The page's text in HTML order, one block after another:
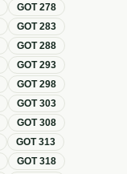
GOT278
GOT283
GOT288
GOT293
GOT298
GOT303
GOT308
GOT313
GOT318